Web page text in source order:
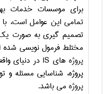
برای موسسات خدمات
تمامی این عوامل است،
تصمیم گیری به صورت
مختلط فرمول نویسی شده
پروژه های IS در دنیای
پروژه، شناسایی مسئله
پروژه می باشد.